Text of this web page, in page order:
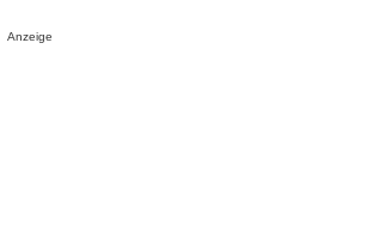
Anzeige